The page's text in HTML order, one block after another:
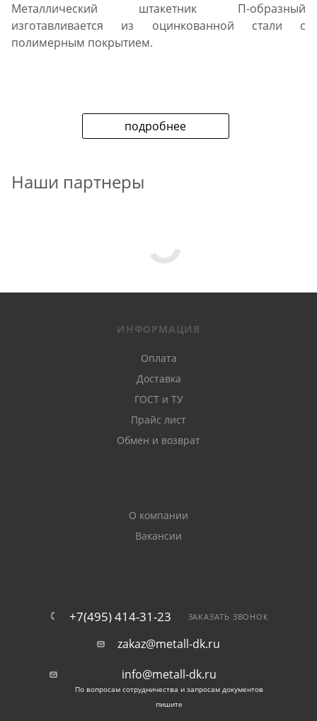
подробнее
Металлический штакетник П-образный
изготавливается из оцинкованной стали с
полимерным покрытием.
Наши партнеры
ИНФОРМАЦИЯ
Оплата
Доставка
ГОСТ и ТУ
Прайс лист
Обмен и возврат
О компании
Вакансии
+7(495) 414-31-23 ЗАКАЗАТЬ ЗВОНОК
zakaz@metall-dk.ru
info@metall-dk.ru
По вопросам сотрудничества и запросам документов
пишите